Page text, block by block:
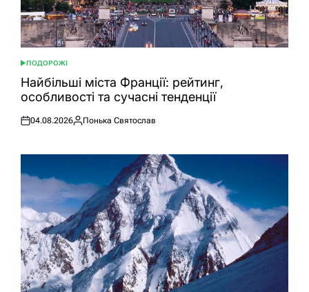
ОПУБЛІКУВАТИ
У
ПОДОРОЖІ
Найбільші міста Франції: рейтинг,
особливості та сучасні тенденції
Оприлюднено
04.08.2026
Опубліковано
Понька Святослав